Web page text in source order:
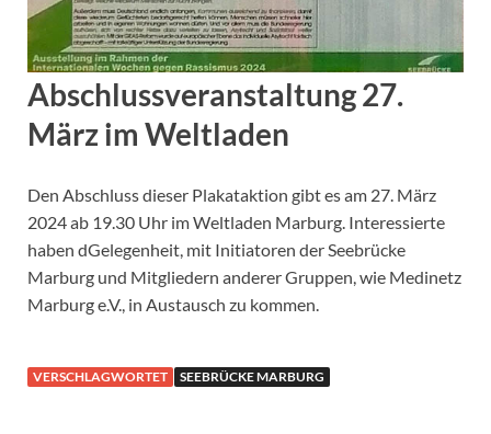
Abschlussveranstaltung 27.
Märzim Weltladen
Den Abschluss dieser Plakataktion gibt es am 27. März
2024 ab 19.30 Uhr im Weltladen Marburg. Interessierte
haben dGelegenheit, mit Initiatoren der Seebrücke
Marburg und Mitgliedern anderer Gruppen, wie Medinetz
Marburg e.V., in Austausch zu kommen.
VERSCHLAGWORTET SEEBRÜCKE MARBURG